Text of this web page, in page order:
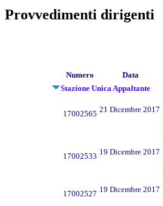
Provvedimenti dirigenti
Numero Data
Stazione Unica Appaltante
17002565 21 Dicembre 2017
17002533 19 Dicembre 2017
17002527 19 Dicembre 2017